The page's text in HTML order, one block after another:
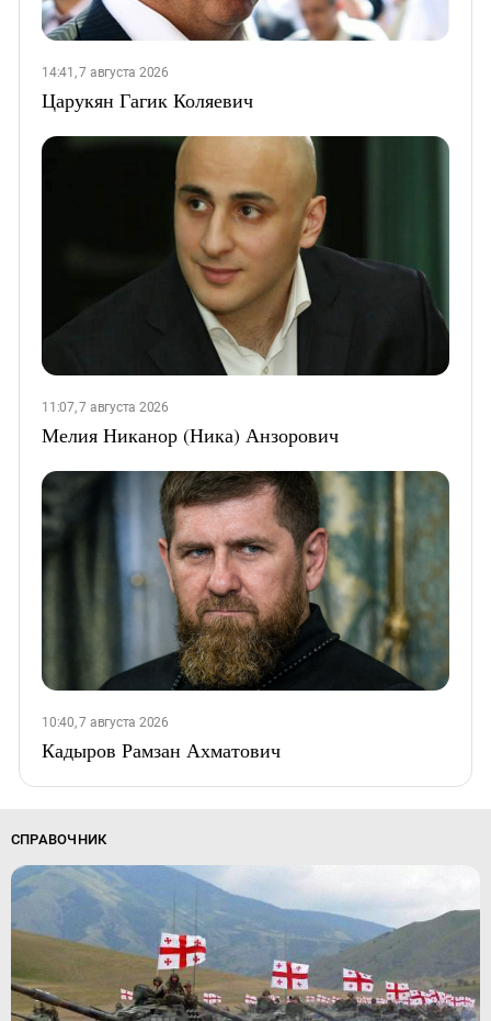
14:41, 7 августа 2026
Царукян Гагик Коляевич
11:07, 7 августа 2026
Мелия Никанор (Ника) Анзорович
10:40, 7 августа 2026
Кадыров Рамзан Ахматович
СПРАВОЧНИК